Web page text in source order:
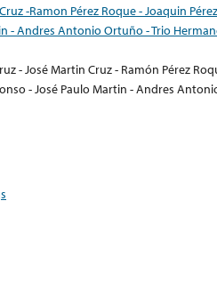
-Ramon Pérez Roque - Joaquin
- Andres Antonio Ortuño - Trio
- José Martin Cruz - Ramón Pérez
- José Paulo Martin - Andres